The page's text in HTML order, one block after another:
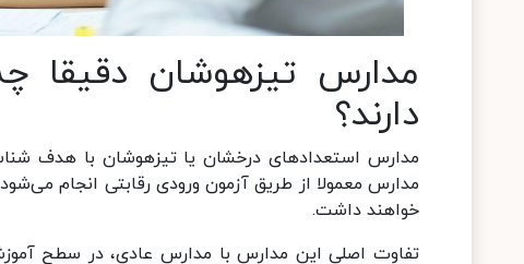
مدارس تیزهوشان دقیقا
دارند؟
مدارس استعدادهای درخشان یا تیزهوشان با هدف
مدارس معمولا از طریق آزمون ورودی رقابتی انجام
خواهند داشت.
تفاوت اصلی این مدارس با مدارس عادی، در سطح